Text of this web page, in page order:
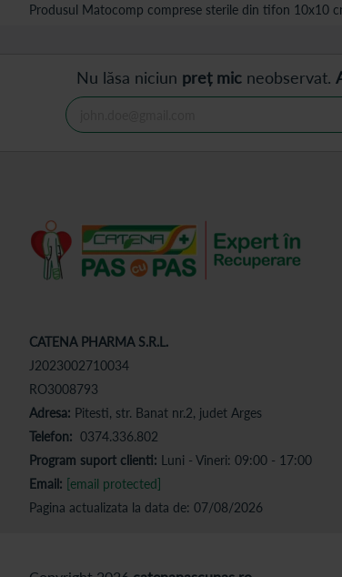
Produsul Matocomp comprese sterile din tifon 10x10
Nu lăsa niciun preț mic neobservat.
CATENA PHARMA S.R.L.
J2023002710034
RO3008793
Adresa: Pitesti, str. Banat nr.2, judet Arges
Telefon: 0374.336.802
Program suport clienti: Luni - Vineri: 09:00 - 17:00
Email: [email protected]
Pagina actualizata la data de: 07/08/2026